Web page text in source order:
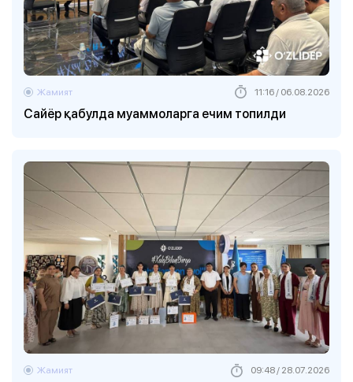
Сайёр қабулда муаммоларга ечим топилди
Жамият 11:16 / 06.08.2026
Жамият 09:48 / 28.07.2026